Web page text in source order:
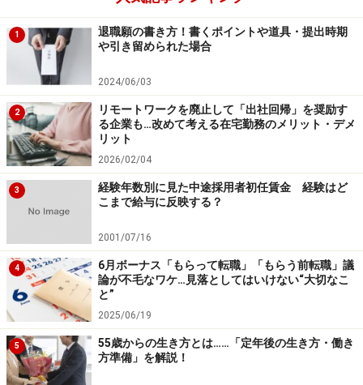
することが合理的ではないだろうか。実際、世界基準で
見れば多くの国で新卒採用はジョブ型雇用であるし、一
括採用もしていない。日本もその方向に舵を切る企業が
増えていくのだろう。
前述した富士通の新卒採用における方針転換は、新卒の
給料相場の高騰とセットで考えると分かりやすい。高度
な専門性を持つ若手人材、大きな成果を出せる若手人材
には、年収1000万円を超す処遇をして評価を顕在化させ
るというのだから、やる気があり、能力の高い若手人材
には魅力的に映るに違いない。そしてその影響は、今後
すべての世代に広がっていくことが予想される。
不遇な扱いを受けてきた就職氷河期世代は
これから
なお、初任給30万円超えの新卒も出てきている一方で、
就職氷河期世代（バブル崩壊後、1993年～2004年頃に就
1
退職願の書き方！書くポイントや道具・提出時期
や引き留められた場合
2024/06/03
2
リモートワークを廃止して「出社回帰」を奨励す
る企業も…改めて考える在宅勤務のメリット・デメ
リット
2026/02/04
3
経験年数別に見た中途採用者初任賃金 経験はど
こまで給与に反映する？
2001/07/16
4
6月ボーナス「もらって転職」「もらう前転職」議
論が不毛なワケ…見落としてはいけない“大切なこ
と”
2025/06/19
5
55歳からの生き方とは……「定年後の生き方・働き
方準備」を解説！